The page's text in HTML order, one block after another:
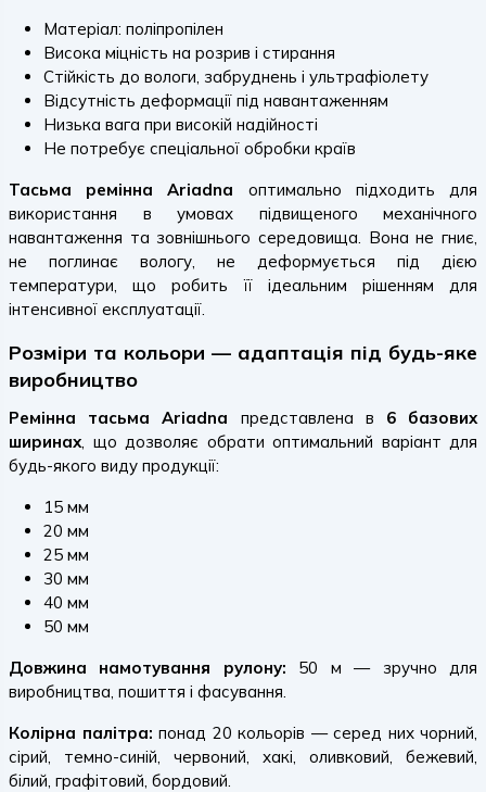
Матеріал: поліпропілен
Висока міцність на розрив і стирання
Стійкість до вологи, забруднень і ультрафіолету
Відсутність деформації під навантаженням
Низька вага при високій надійності
Не потребує спеціальної обробки країв
Тасьма ремінна Ariadna оптимально підходить для
використання в умовах підвищеного механічного
навантаження та зовнішнього середовища. Вона не гниє,
не поглинає вологу, не деформується під дією
температури, що робить її ідеальним рішенням для
інтенсивної експлуатації.
Розміри та кольори — адаптація під будь-яке
виробництво
Ремінна тасьма Ariadna представлена в 6 базових
ширинах, що дозволяє обрати оптимальний варіант для
будь-якого виду продукції:
15 мм
20 мм
25 мм
30 мм
40 мм
50 мм
Довжина намотування рулону: 50 м — зручно для
виробництва, пошиття і фасування.
Колірна палітра: понад 20 кольорів — серед них чорний,
сірий, темно-синій, червоний, хакі, оливковий, бежевий,
білий, графітовий, бордовий.